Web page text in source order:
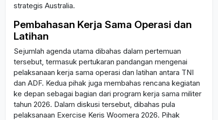
strategis Australia.
Pembahasan Kerja Sama Operasi dan
Latihan
Sejumlah agenda utama dibahas dalam pertemuan
tersebut, termasuk pertukaran pandangan mengenai
pelaksanaan kerja sama operasi dan latihan antara TNI
dan ADF. Kedua pihak juga membahas rencana kegiatan
ke depan sebagai bagian dari program kerja sama militer
tahun 2026. Dalam diskusi tersebut, dibahas pula
pelaksanaan Exercise Keris Woomera 2026. Pihak